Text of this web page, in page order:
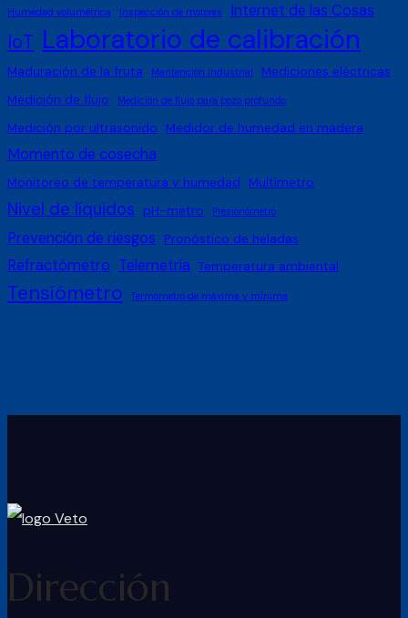
Humedad volumétrica Inspección de motores Internet de las Cosas
IoT Laboratorio de calibración
Maduración de la fruta Mantención industrial
Mediciones eléctricas
Medición de flujo
Medición de flujo para pozo profundo
Medición por ultrasonido Medidor de humedad en madera
Momento de cosecha
Monitoreo de temperatura y humedad Multímetro
Nivel de líquidos pH-metro Presionómetro
Prevención de riesgos Pronóstico de heladas
Refractómetro Telemetría Temperatura ambiental
Tensiómetro Termómetro de máxima y mínima
Dirección